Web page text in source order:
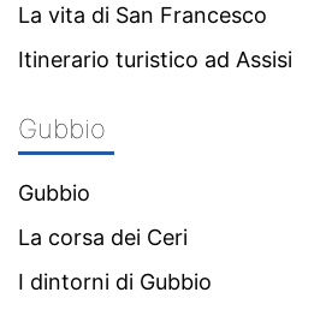
La vita di San Francesco
Itinerario turistico ad Assisi
Gubbio
Gubbio
La corsa dei Ceri
I dintorni di Gubbio